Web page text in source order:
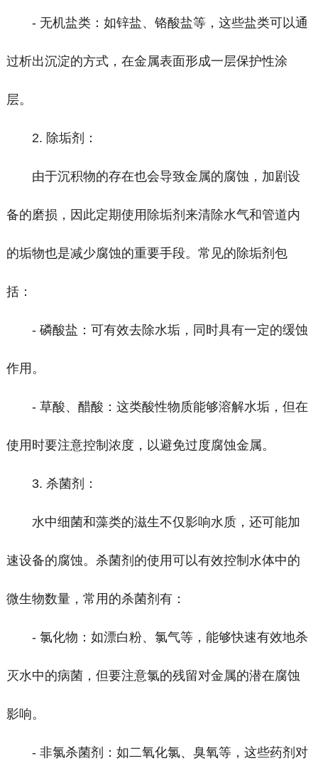
- 无机盐类：如锌盐、铬酸盐等，这些盐类可以通
过析出沉淀的方式，在金属表面形成一层保护性涂
层。
2. 除垢剂：
由于沉积物的存在也会导致金属的腐蚀，加剧设
备的磨损，因此定期使用除垢剂来清除水气和管道内
的垢物也是减少腐蚀的重要手段。常见的除垢剂包
括：
- 磷酸盐：可有效去除水垢，同时具有一定的缓蚀
作用。
- 草酸、醋酸：这类酸性物质能够溶解水垢，但在
使用时要注意控制浓度，以避免过度腐蚀金属。
3. 杀菌剂：
水中细菌和藻类的滋生不仅影响水质，还可能加
速设备的腐蚀。杀菌剂的使用可以有效控制水体中的
微生物数量，常用的杀菌剂有：
- 氯化物：如漂白粉、氯气等，能够快速有效地杀
灭水中的病菌，但要注意氯的残留对金属的潜在腐蚀
影响。
- 非氯杀菌剂：如二氧化氯、臭氧等，这些药剂对